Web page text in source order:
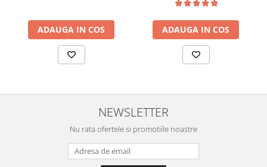
ADAUGA IN COS ADAUGA IN COS
NEWSLETTER
Nu rata ofertele si promotiile noastre